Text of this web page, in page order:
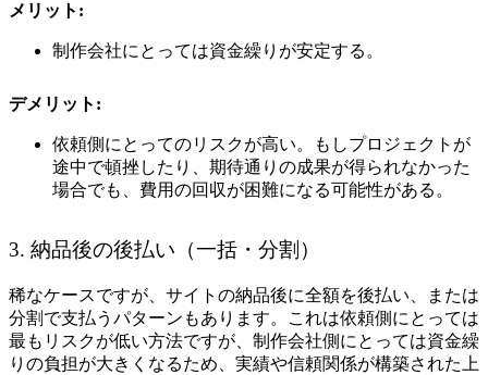
メリット:
制作会社にとっては資金繰りが安定する。
デメリット:
依頼側にとってのリスクが高い。もしプロジェクトが
途中で頓挫したり、期待通りの成果が得られなかった
場合でも、費用の回収が困難になる可能性がある。
3. 納品後の後払い（一括・分割）
稀なケースですが、サイトの納品後に全額を後払い、または
分割で支払うパターンもあります。これは依頼側にとっては
最もリスクが低い方法ですが、制作会社側にとっては資金繰
りの負担が大きくなるため、実績や信頼関係が構築された上